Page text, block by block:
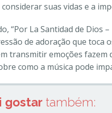
considerar suas vidas e a
“Por La Santidad de Dios
de adoração que toca
transmitir emoções fazem
como a música pode
gostar também: